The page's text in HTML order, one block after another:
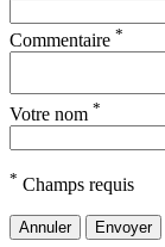
Commentaire *
Votre nom *
* Champs requis
Annuler Envoyer